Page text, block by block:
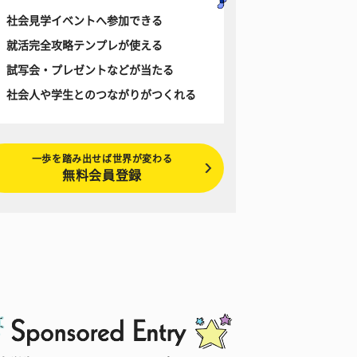
社会見学イベントへ参加できる
就活完全攻略テンプレが使える
試写会・プレゼントなどが当たる
社会人や学生とのつながりがつくれる
一歩を踏み出せば世界が変わる
無料会員登録